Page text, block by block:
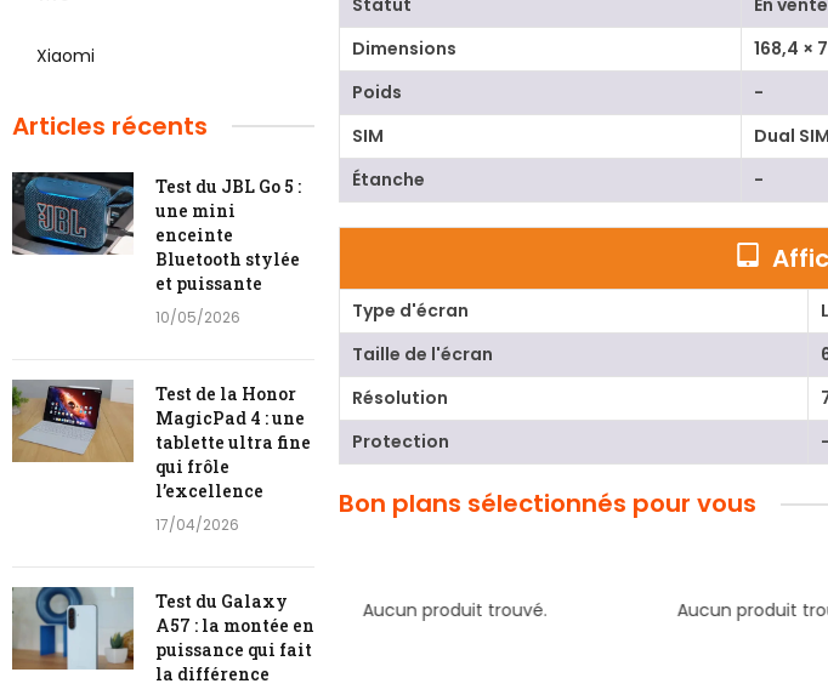
Xiaomi
Articles récents
Test du JBL Go 5 :
une mini
enceinte
Bluetooth stylée
et puissante
10/05/2026
Test de la Honor
MagicPad 4 : une
tablette ultra fine
qui frôle
l’excellence
17/04/2026
Test du Galaxy
A57 : la montée en
puissance qui fait
la différence
Statut
En vente
Dimensions
168,4 ×
Poids
-
SIM
Dual
Étanche
-
Type d'écran
Taille de l'écran
Résolution
Protection
-
Bon plans sélectionnés pour vous
Aucun produit trouvé. Aucun produit trouvé. Aucun produit